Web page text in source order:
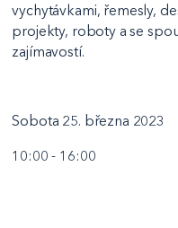
vychytávkami, řemesly,
projekty, roboty a se
zajímavostí.
Sobota 25. března 2023
10:00 - 16:00